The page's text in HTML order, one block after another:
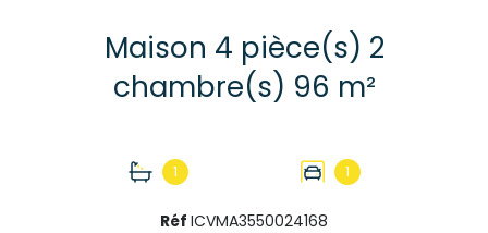
Maison 4 pièce(s) 2
chambre(s) 96 m²
1 1
Réf ICVMA3550024168